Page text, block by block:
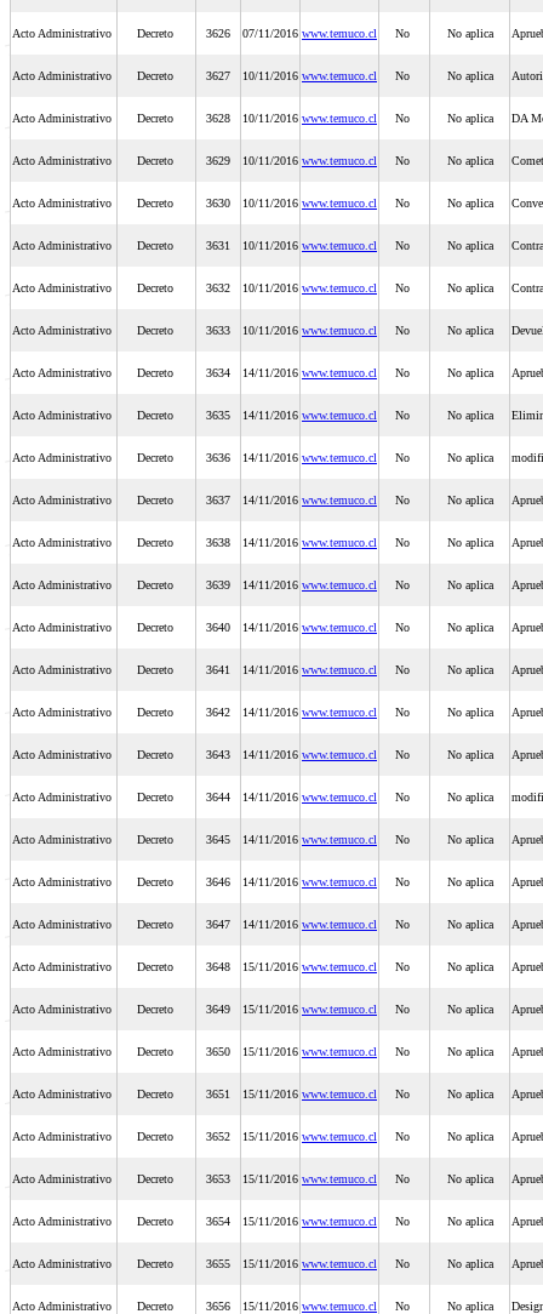
Acto Administrativo Decreto 3626 07/11/2016 www.temuco.cl No No aplica
Acto Administrativo Decreto 3627 10/11/2016 www.temuco.cl No No aplica
Acto Administrativo Decreto 3628 10/11/2016 www.temuco.cl No No aplica DA
Acto Administrativo Decreto 3629 10/11/2016 www.temuco.cl No No aplica
Acto Administrativo Decreto 3630 10/11/2016 www.temuco.cl No No aplica
Acto Administrativo Decreto 3631 10/11/2016 www.temuco.cl No No aplica
Acto Administrativo Decreto 3632 10/11/2016 www.temuco.cl No No aplica
Acto Administrativo Decreto 3633 10/11/2016 www.temuco.cl No No aplica
Acto Administrativo Decreto 3634 14/11/2016 www.temuco.cl No No aplica
Acto Administrativo Decreto 3635 14/11/2016 www.temuco.cl No No aplica
Acto Administrativo Decreto 3636 14/11/2016 www.temuco.cl No No aplica
Acto Administrativo Decreto 3637 14/11/2016 www.temuco.cl No No aplica
Acto Administrativo Decreto 3638 14/11/2016 www.temuco.cl No No aplica
Acto Administrativo Decreto 3639 14/11/2016 www.temuco.cl No No aplica
Acto Administrativo Decreto 3640 14/11/2016 www.temuco.cl No No aplica
Acto Administrativo Decreto 3641 14/11/2016 www.temuco.cl No No aplica
Acto Administrativo Decreto 3642 14/11/2016 www.temuco.cl No No aplica
Acto Administrativo Decreto 3643 14/11/2016 www.temuco.cl No No aplica
Acto Administrativo Decreto 3644 14/11/2016 www.temuco.cl No No aplica
Acto Administrativo Decreto 3645 14/11/2016 www.temuco.cl No No aplica
Acto Administrativo Decreto 3646 14/11/2016 www.temuco.cl No No aplica
Acto Administrativo Decreto 3647 14/11/2016 www.temuco.cl No No aplica
Acto Administrativo Decreto 3648 15/11/2016 www.temuco.cl No No aplica
Acto Administrativo Decreto 3649 15/11/2016 www.temuco.cl No No aplica
Acto Administrativo Decreto 3650 15/11/2016 www.temuco.cl No No aplica
Acto Administrativo Decreto 3651 15/11/2016 www.temuco.cl No No aplica
Acto Administrativo Decreto 3652 15/11/2016 www.temuco.cl No No aplica
Acto Administrativo Decreto 3653 15/11/2016 www.temuco.cl No No aplica
Acto Administrativo Decreto 3654 15/11/2016 www.temuco.cl No No aplica
Acto Administrativo Decreto 3655 15/11/2016 www.temuco.cl No No aplica
Acto Administrativo Decreto 3656 15/11/2016 www.temuco.cl No No aplica